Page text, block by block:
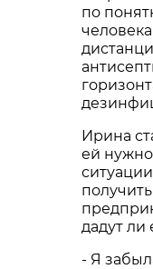
по
Ирина
ей нужно
дадут
- Я